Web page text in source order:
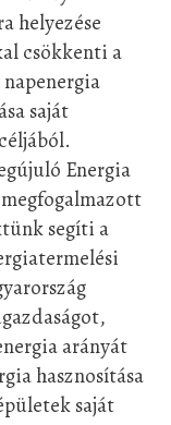
helyezése
csökkenti a
saját
Energia
segíti a
arányát
hasznosítása
saját